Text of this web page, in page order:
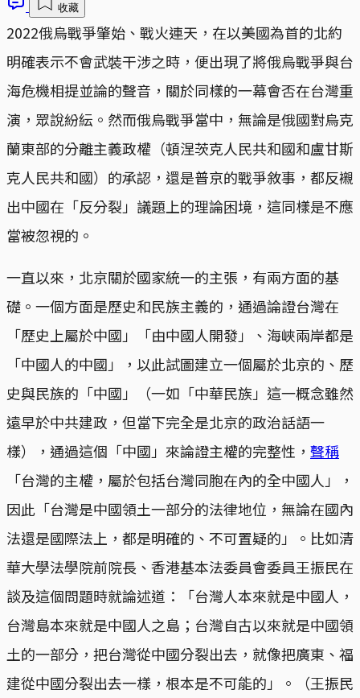
收藏
2022俄烏戰爭肇始、戰火連天，在以美國為首的北約
明確表示不會武裝干涉之時，便出現了將俄烏戰爭與台
海危機相提並論的聲音，關於同樣的一幕會否在台灣重
演，眾說紛紜。然而俄烏戰爭當中，無論是俄國對烏克
蘭東部的分離主義政權（頓涅茨克人民共和國和盧甘斯
克人民共和國）的承認，還是普京的戰爭敘事，都反襯
出中國在「反分裂」議題上的理論困境，這同樣是不應
當被忽視的。
一直以來，北京關於國家統一的主張，有兩方面的基
礎。一個方面是歷史和民族主義的，通過論證台灣在
「歷史上屬於中國」「由中國人開發」、海峽兩岸都是
「中國人的中國」，以此試圖建立一個屬於北京的、歷
史與民族的「中國」（一如「中華民族」這一概念雖然
遠早於中共建政，但當下完全是北京的政治話語一
樣），通過這個「中國」來論證主權的完整性， 聲稱
「台灣的主權，屬於包括台灣同胞在內的全中國人」，
因此「台灣是中國領土一部分的法律地位，無論在國內
法還是國際法上，都是明確的、不可置疑的」。比如清
華大學法學院前院長、香港基本法委員會委員王振民在
談及這個問題時就論述道：「台灣人本來就是中國人，
台灣島本來就是中國人之島；台灣自古以來就是中國領
土的一部分，把台灣從中國分裂出去，就像把廣東、福
建從中國分裂出去一樣，根本是不可能的」。（王振民